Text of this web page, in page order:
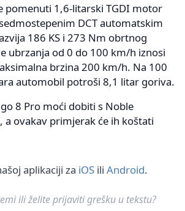
pomenuti 1,6-litarski TGDI motor
DCT automatskim
186 KS i 273 Nm obrtnog
ubrzanja od 0 do 100 km/h iznosi
brzina 200 km/h. Na 100
automobil potroši 8,1 litar goriva.
8 Pro moći dobiti s Noble
a ovakav primjerak će ih koštati
aplikaciji za iOS ili Android.
ili želite prijaviti grešku u tekstu?